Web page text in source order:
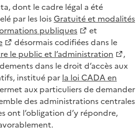
dont le cadre légal a été
par les loisGratuité et modalités
publiques
et
désormais codifiées dans le
le public et l’administration
,
dans le droit d’accès aux
institué par la loi CADA en
aux particuliers de demander
des administrations centrales
ont l’obligation d’y répondre,